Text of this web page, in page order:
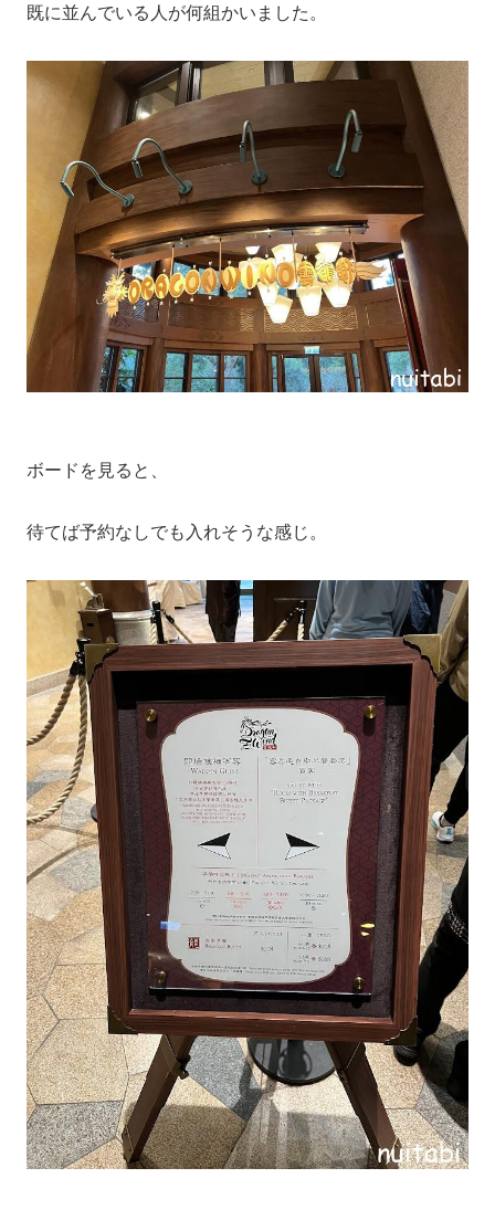
既に並んでいる人が何組かいました。
ボードを見ると、
待てば予約なしでも入れそうな感じ。